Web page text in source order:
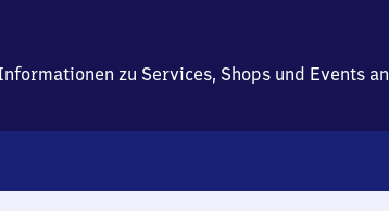
zu Services, Shops und Events an